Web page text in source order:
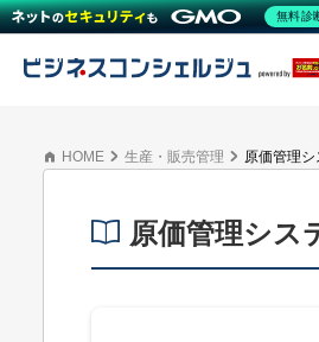
HOME 生産・販売管理 原価管理シ
原価管理シス
無料診